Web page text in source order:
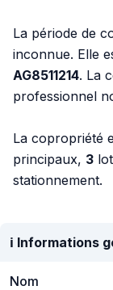
La période de
inconnue. Elle
AG8511214. La
professionnel
La copropriété
principaux, 3
stationnement.
ℹ️ Informations
Nom